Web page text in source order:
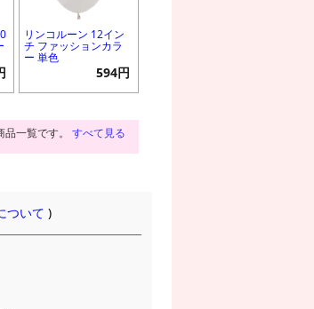
リンコルーン 12イン
チ ファッションカラ
ー 単色
594円
一覧です。 すべて見る
ついて )